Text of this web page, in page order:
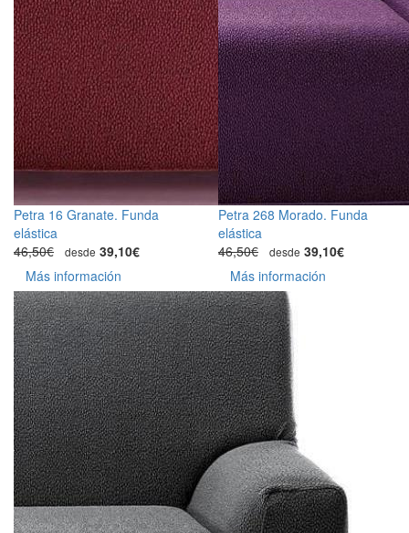
Petra 16 Granate. Funda
elástica
46,50€
desde 39,10€
Más información
Petra 268 Morado. Funda
elástica
46,50€
desde 39,10€
Más información